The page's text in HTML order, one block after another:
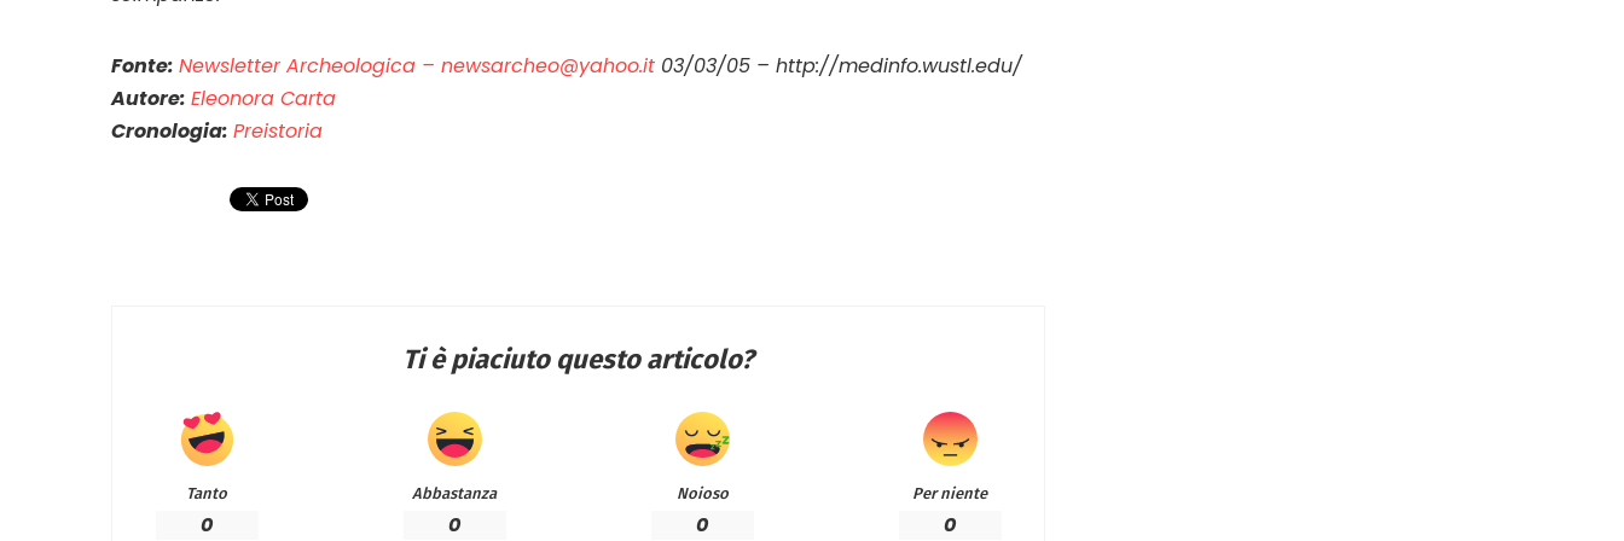
Fonte: Newsletter Archeologica – newsarcheo@yahoo.it 03/03/05 – http://medinfo.wustl.edu/
Autore: Eleonora Carta
Cronologia: Preistoria
Ti è piaciuto questo articolo?
Tanto
0
Abbastanza
0
Noioso
0
Per niente
0